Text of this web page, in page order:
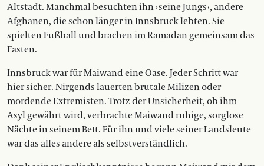
Altstadt. Manchmal besuchten ihn › seine Jungs ‹, andere
Afghanen, die schon länger in Innsbruck lebten. Sie
spielten Fußball und brachen im Ramadan gemeinsam das
Fasten.
Innsbruck war für Maiwand eine Oase. Jeder Schritt war
hier sicher. Nirgends lauerten brutale Milizen oder
mordende Extremisten. Trotz der Un­sicherheit, ob ihm
Asyl gewährt wird, verbrachte Maiwand ruhige, sorglose
Nächte in seinem Bett. Für ihn und viele seiner Landsleute
war das alles andere als selbstverständlich.